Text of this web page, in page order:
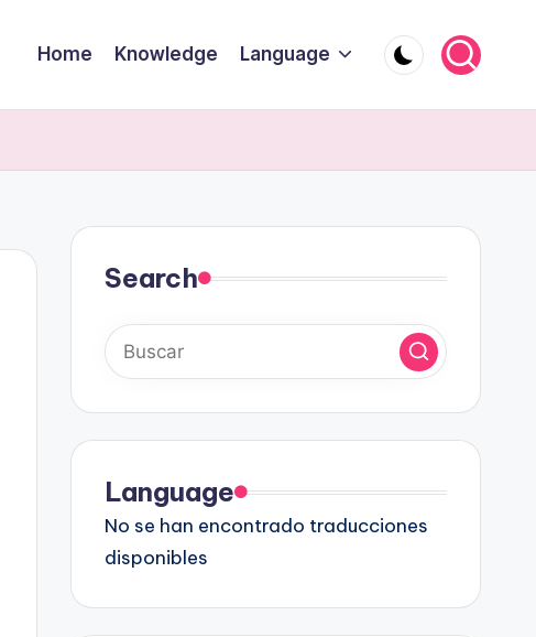
Home Knowledge Language
Search
Language
No se han encontrado traducciones
disponibles